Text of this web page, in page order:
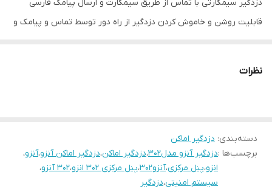
دزدگیر سیمکارتی با تماس از طریق سیمکارت و ارسال پیامک فارسی
قابليت روشن و خاموش كردن دزدگير از راه دور توسط تماس و پیامک و
باز كردن درب منزل و يا كنترل لوازم برقي از طريق تماس، پیامک و
۶۰ حافظه تایمر برای فعال و غیر فعال نمودن دزدگیر و نیز رله خروجی
دستگاه برای ۷ روز هفته
منوي سخنگو فارسي
نظرات
دسته‌بندی: دزدگیر اماکن
برچسب‌ها :دزدگیر آنزو مدل302 ،دزدگیر اماکن،دزدگیر اماکن آنزو،آنزو،
انزو،پنل مرکزی،آنزو302 ،پنل مرکزی 302 انزو ،302 آنزو
،
سیستم امنیتی،دزدگیر